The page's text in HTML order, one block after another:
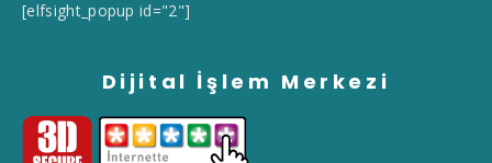
[elfsight_popup id="2"]
Dijital İşlem Merkezi